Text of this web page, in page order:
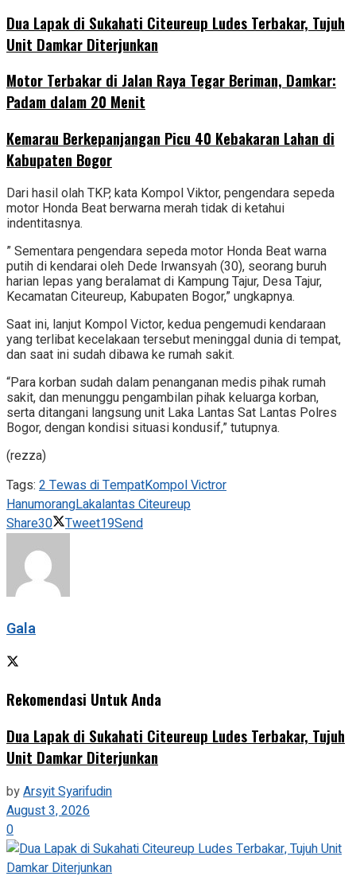
Dua Lapak di Sukahati Citeureup Ludes Terbakar, Tujuh
Unit Damkar Diterjunkan
Motor Terbakar di Jalan Raya Tegar Beriman, Damkar:
Padam dalam 20 Menit
‎Kemarau Berkepanjangan Picu 40 Kebakaran Lahan di
Kabupaten Bogor
Dari hasil olah TKP, kata Kompol Viktor, pengendara sepeda
motor Honda Beat berwarna merah tidak di ketahui
indentitasnya.
” Sementara pengendara sepeda motor Honda Beat warna
putih di kendarai oleh Dede Irwansyah (30), seorang buruh
harian lepas yang beralamat di Kampung Tajur, Desa Tajur,
Kecamatan Citeureup, Kabupaten Bogor,” ungkapnya.
Saat ini, lanjut Kompol Victor, kedua pengemudi kendaraan
yang terlibat kecelakaan tersebut meninggal dunia di tempat,
dan saat ini sudah dibawa ke rumah sakit.
“Para korban sudah dalam penanganan medis pihak rumah
sakit, dan menunggu pengambilan pihak keluarga korban,
serta ditangani langsung unit Laka Lantas Sat Lantas Polres
Bogor, dengan kondisi situasi kondusif,” tutupnya.
(rezza)
Tags: 2 Tewas di TempatKompol Victror
HanumorangLakalantas Citeureup
Share30 Tweet19Send
Gala
Rekomendasi Untuk Anda
Dua Lapak di Sukahati Citeureup Ludes Terbakar, Tujuh
Unit Damkar Diterjunkan
byArsyit Syarifudin
August 3, 2026
0